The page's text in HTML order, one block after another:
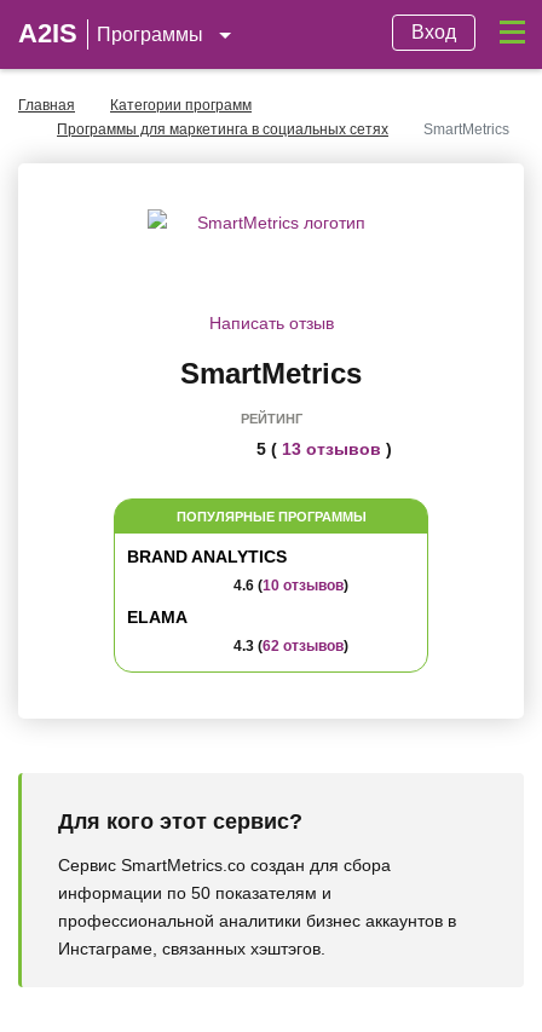
A2IS Программы Вход
Главная
Категории программ
Программы для маркетинга в социальных сетях
SmartMetrics
Написать отзыв
SmartMetrics
РЕЙТИНГ
5 ( 13 отзывов )
ПОПУЛЯРНЫЕ ПРОГРАММЫ
BRAND ANALYTICS
4.6 (10 отзывов)
ELAMA
4.3 (62 отзывов)
Для кого этот сервис?
Сервис SmartMetrics.co создан для сбора
информации по 50 показателям и
профессиональной аналитики бизнес аккаунтов в
Инстаграме, связанных хэштэгов.